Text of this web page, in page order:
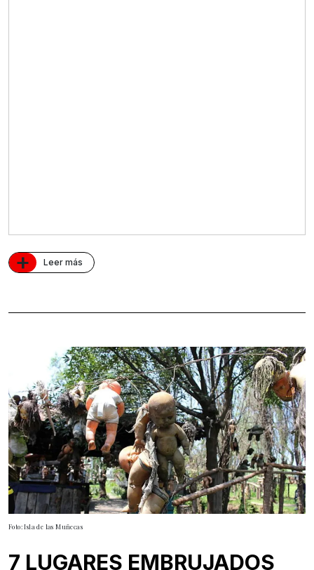
+ Leer más
Foto: Isla de las Muñecas
7 LUGARES EMBRUJADOS